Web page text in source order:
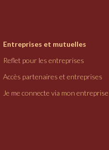
Entreprises et mutuelles
Reflet pour les entreprises
Accès partenaires et entreprises
Je me connecte via mon entreprise